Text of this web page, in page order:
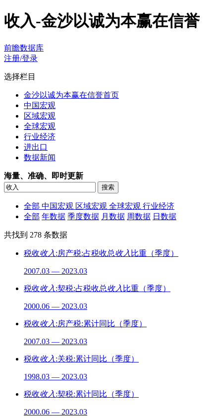
收入-金沙以诚为本赢在信誉
前瞻数据库
注册/登录
选择栏目
金沙以诚为本赢在信誉首页
中国宏观
区域宏观
全球宏观
行业经济
进出口
数据新闻
海量、准确、即时更新
全部 中国宏观 区域宏观 全球宏观 行业经济
全部 年数据 季度数据 月数据 周数据 日数据
共找到 278 条数据
税收收入 :房产税:占税收总收入 比重（季度）
2007.03 — 2023.03
税收收入 :契税:占税收总收入 比重（季度）
2000.06 — 2023.03
税收收入 :房产税:累计同比（季度）
2007.03 — 2023.03
税收收入 :关税:累计同比（季度）
1998.03 — 2023.03
税收收入 :契税:累计同比（季度）
2000.06 — 2023.03